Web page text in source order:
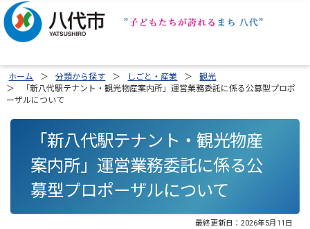
ホーム 分類から探す しごと・産業
観光
「新八代駅テナント・観光物産案内所」運営業務委託に係る公募型プロポ
ーザルについて
「新八代駅テナント・観光物産
案内所」運営業務委託に係る公
募型プロポーザルについて
最終更新日： 2026年5月11日